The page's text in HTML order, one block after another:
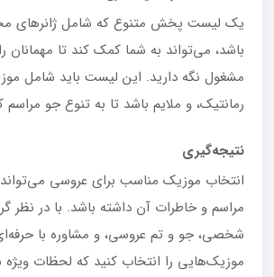
یک لیست پخش متنوع که شامل ژانرهای
باشد، می‌تواند به شما کمک کند تا مهمانان
مشغول نگه دارید. این لیست باید شامل
رمانتیک، و ملایم باشد تا به تنوع جو
نتیجه‌گیری
انتخاب موزیک مناسب برای عروسی می‌تواند
مراسم و خاطرات آن داشته باشد. با در نظر
شخصی، جو و تم عروسی، و مشاوره با
موزیک‌هایی را انتخاب کنید که لحظات ویژه